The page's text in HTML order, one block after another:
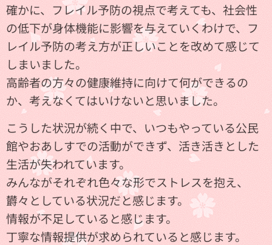
確かに、フレイル予防の視点で考えても、社会性
の低下が身体機能に影響を与えていくわけで、フ
レイル予防の考え方が正しいことを改めて感じて
しまいました。
高齢者の方々の健康維持に向けて何ができるの
か、考えなくてはいけないと思いました。
こうした状況が続く中で、いつもやっている公民
館やおあしすでの活動ができず、活き活きとした
生活が失われています。
みんながそれぞれ色々な形でストレスを抱え、
欝々としている状況だと感じます。
情報が不足していると感じます。
丁寧な情報提供が求められていると感じます。